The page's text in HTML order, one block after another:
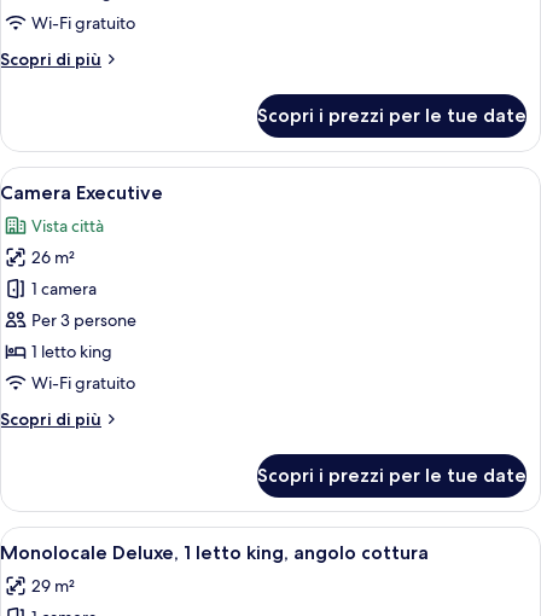
Deluxe,
letto
King)
Wi-Fi gratuito
Scopri di più
Altri
Deluxe,
letto
(Deluxe
King)
Scopri i prezzi per le tue date
Apri
tutte
le
foto
per
Camera
Executive
Una cucina moderna con una
7
Camera Executive
Vista città
26 m²
1 camera
Per 3 persone
1 letto king
Wi-Fi gratuito
Scopri di più
Altri
Executive
Scopri i prezzi per le tue date
Apri
tutte
le
Una camera d'albergo moderna con
5
Monolocale Deluxe, 1 letto king, angolo cottura
29 m²